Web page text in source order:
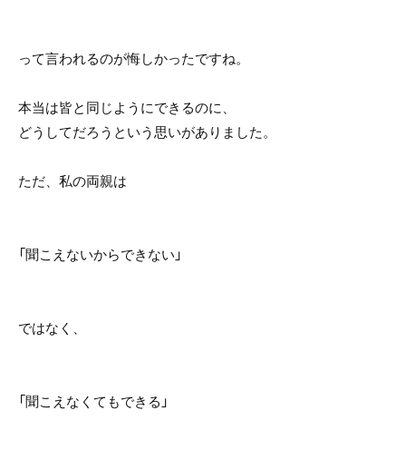
って言われるのが悔しかったですね。
本当は皆と同じようにできるのに、
どうしてだろうという思いがありました。
ただ、私の両親は
「聞こえないからできない」
ではなく、
「聞こえなくてもできる」